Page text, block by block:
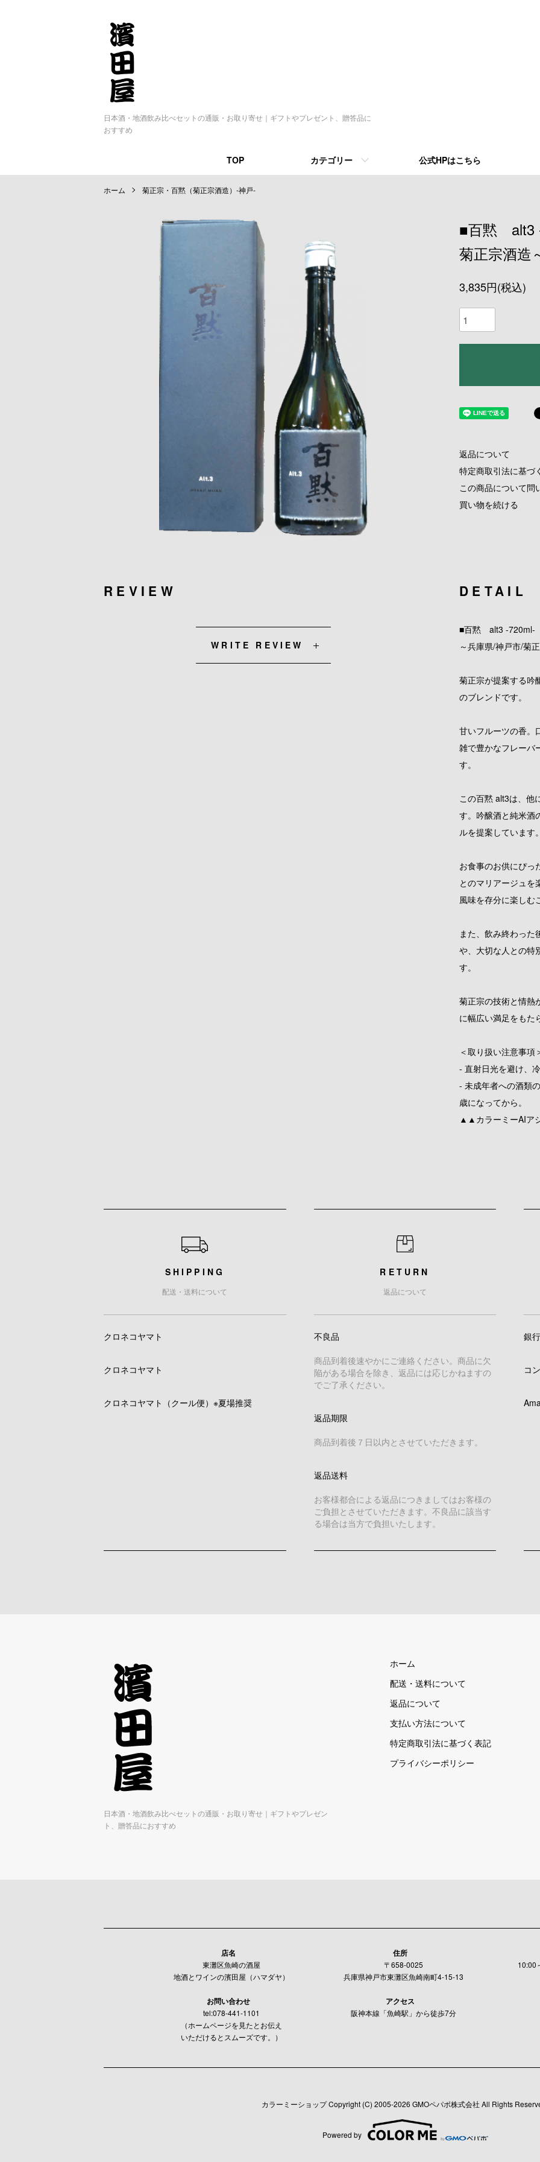
日本酒・地酒飲み比べセットの通販・お取り寄せ｜ギフトやプレゼント、贈答品に
おすすめ
TOP カテゴリー 公式HPはこちら
ホーム 菊正宗・百黙（菊正宗酒造）-神戸-
■百黙 alt3
菊正宗酒造
3,835円(税込)
返品について
特定商取引法に基づ
この商品について問
買い物を続ける
DETAIL
■百黙 alt3 -720ml-
～兵庫県/神戸市/菊
菊正宗が提案する吟
のブレンドです。
甘いフルーツの香。
雑で豊かなフレーバ
す。
この百黙 alt3は、他
す。吟醸酒と純米酒
ルを提案しています。
お食事のお供にぴっ
とのマリアージュを
風味を存分に楽しむ
また、飲み終わった
や、大切な人との特
す。
菊正宗の技術と情熱
に幅広い満足をもた
＜取り扱い注意事項
- 直射日光を避け、
- 未成年者への酒類
歳になってから。
▲▲カラーミーAIア
REVIEW
WRITE REVIEW
SHIPPING
配送・送料について
クロネコヤマト
クロネコヤマト
クロネコヤマト（クール便）※夏場推奨
RETURN
返品について
不良品
商品到着後速やかにご連絡ください。商品に欠
陥がある場合を除き、返品には応じかねますの
でご了承ください。
返品期限
商品到着後７日以内とさせていただきます。
返品送料
お客様都合による返品につきましてはお客様の
ご負担とさせていただきます。不良品に該当す
る場合は当方で負担いたします。
銀
コ
日本酒・地酒飲み比べセットの通販・お取り寄せ｜ギフトやプレゼン
ト、贈答品におすすめ
ホーム
配送・送料について
返品について
支払い方法について
特定商取引法に基づく表記
プライバシーポリシー
店名
東灘区魚崎の酒屋
地酒とワインの濱田屋（ハマダヤ）
お問い合わせ
tel:078-441-1101
（ホームページを見たとお伝え
いただけるとスムーズです。）
住所
〒658-0025
兵庫県神戸市東灘区魚崎南町4-15-13
アクセス
阪神本線「魚崎駅」から徒歩7分
10:00
カラーミーショップCopyright (C) 2005-2026 GMOペパボ株式会社 All Rights
Powered by